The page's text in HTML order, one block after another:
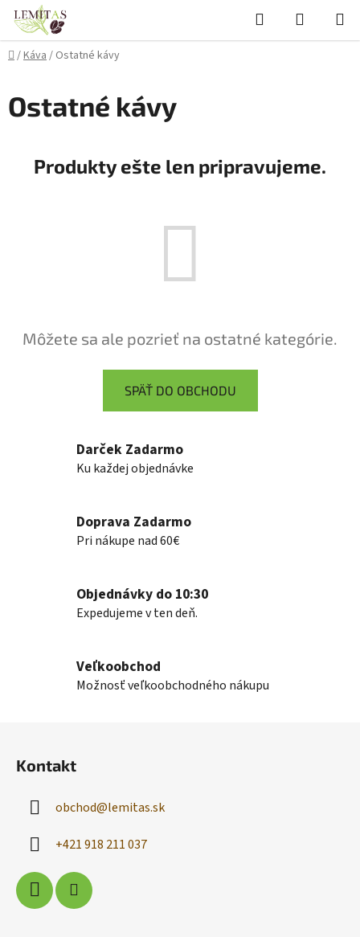
Prejsť
obsah
Hľadať
KOŠÍK
Domov
/Káva/ Ostatné kávy
Ostatné kávy
Produkty ešte len pripravujeme.
Môžete sa ale pozrieť na ostatné kategórie.
SPÄŤ DO OBCHODU
Darček Zadarmo
Ku každej objednávke
Doprava Zadarmo
Pri nákupe nad 60€
Objednávky do 10:30
Expedujeme v ten deň.
Veľkoobchod
Možnosť veľkoobchodného nákupu
Kontakt
obchod@lemitas.sk
+421 918 211 037